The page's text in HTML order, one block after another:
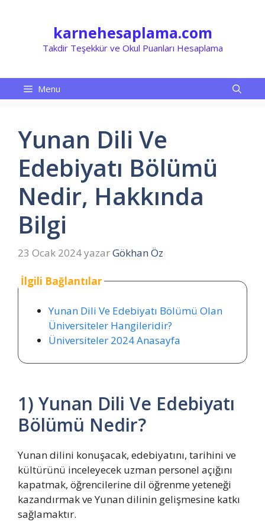
karnehesaplama.com
Takdir Teşekkür ve Okul Puanları Hesaplama
Menu
Yunan Dili Ve
Edebiyatı Bölümü
Nedir, Hakkında
Bilgi
23 Ocak 2024yazarGökhan Öz
İlgili Bağlantılar
Yunan Dili Ve Edebiyatı Bölümü Olan
Üniversiteler Hangileridir?
Üniversiteler 2024 Anasayfa
1) Yunan Dili Ve Edebiyatı
Bölümü Nedir?
Yunan dilini konuşacak, edebiyatını, tarihini ve
kültürünü inceleyecek uzman personel açığını
kapatmak, öğrencilerine dil öğrenme yeteneği
kazandırmak ve Yunan dilinin gelişmesine katkı
sağlamaktır.